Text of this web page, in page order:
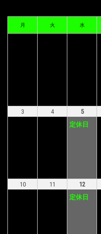
月 火 水
3 4
5
定休日
10 11
12
定休日